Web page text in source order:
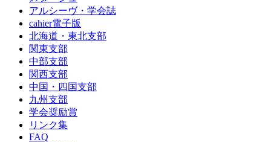
アルシーヴ・学会誌
cahier電子版
北海道・東北支部
関東支部
中部支部
関西支部
中国・四国支部
九州支部
学会奨励賞
リンク集
FAQ